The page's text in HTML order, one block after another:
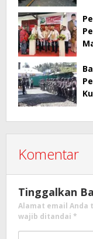
Komentar
Tinggalkan
Alamat email
wajib ditandai *